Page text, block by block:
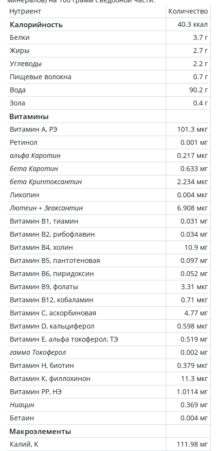
Нутриент
Количество
Калорийность
40.3 ккал
Белки
3.7 г
Жиры
2.7 г
Углеводы
2.2 г
Пищевые волокна
0.7 г
Вода
90.2 г
Зола
0.4 г
Витамины
Витамин А, РЭ
101.3 мкг
Ретинол
0.001 мг
альфа Каротин
0.217 мкг
бета Каротин
0.633 мг
бета Криптоксантин
2.234 мкг
Ликопин
0.004 мкг
Лютеин + Зеаксантин
6.908 мкг
Витамин В1, тиамин
0.031 мг
Витамин В2, рибофлавин
0.034 мг
Витамин В4, холин
10.9 мг
Витамин В5, пантотеновая
0.097 мг
Витамин В6, пиридоксин
0.052 мг
Витамин В9, фолаты
3.31 мкг
Витамин В12, кобаламин
0.71 мкг
Витамин C, аскорбиновая
4.77 мг
Витамин D, кальциферол
0.598 мкг
Витамин Е, альфа токоферол, ТЭ
0.519 мг
гамма Токоферол
0.002 мг
Витамин Н, биотин
0.379 мкг
Витамин К, филлохинон
11.3 мкг
Витамин РР, НЭ
1.0114 мг
Ниацин
0.369 мг
Бетаин
0.004 мг
Макроэлементы
Калий, K
111.98 мг